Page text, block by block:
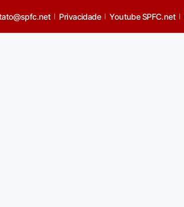
Privacidade Youtube SPFC.net